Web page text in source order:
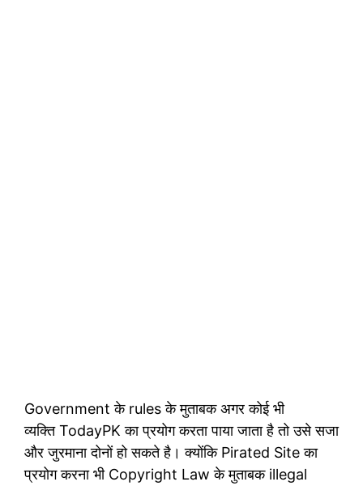
Government के rules के मुताबक अगर कोई भी
व्यक्ति TodayPK का प्रयोग करता पाया जाता है तो उसे सजा
और जुरमाना दोनों हो सकते है। क्योंकि Pirated Site का
प्रयोग करना भी Copyright Law के मुताबक illegal